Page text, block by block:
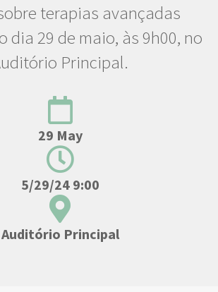
terapias avançadas
dia 29 de maio, às 9h00, no
Principal.
29 May
5/29/24 9:00
Auditório Principal